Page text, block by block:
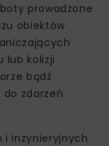
prowadzone
obiektów
lub kolizji
bądź
zdarzeń
i inżynieryjnych